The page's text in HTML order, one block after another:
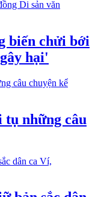
biến chửi bới
hại'
tụ những câu